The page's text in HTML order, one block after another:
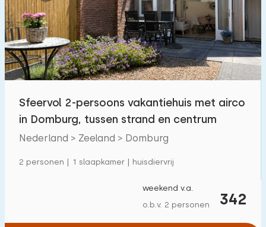
Sfeervol 2-persoons vakantiehuis met airco
in Domburg, tussen strand en centrum
Nederland > Zeeland > Domburg
2 personen | 1 slaapkamer | huisdiervrij
342
weekend v.a.
o.b.v. 2 personen